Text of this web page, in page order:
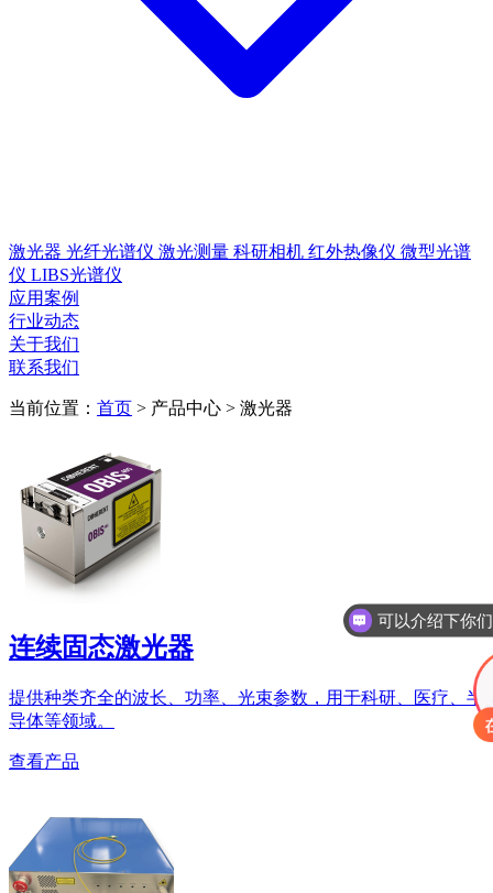
激光器 光纤光谱仪 激光测量 科研相机 红外热像仪 微型光谱
仪 LIBS光谱仪
应用案例
行业动态
关于我们
联系我们
当前位置： 首页 > 产品中心 > 激光器
连续固态激光器
提供种类齐全的波长、功率、光束参数，用于科研、医疗、半
导体等领域。
查看产品